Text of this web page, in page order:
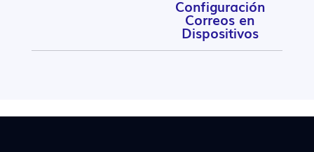
Configuración
Correos en
Dispositivos